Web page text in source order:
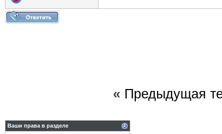
« Предыдущая
Ваши права в разделе